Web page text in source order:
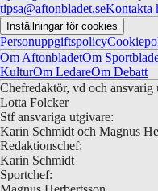
tipsa@aftonbladet.seKontakta
Inställningar för cookies
Personuppgiftspolicy
Om AftonbladetOm
KulturOm LedareOm Debatt
Chefredaktör, vd och ansvarig
Lotta Folcker
Stf ansvariga utgivare:
Karin Schmidt och Magnus
Redaktionschef:
Karin Schmidt
Sportchef: